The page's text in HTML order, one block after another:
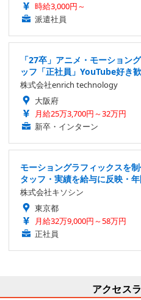
時給3,000円～
派遣社員
「27卒」アニメ・モーション
ッフ「正社員」YouTube好き
株式会社enrich technology
大阪府
月給25万3,700円～32万円
新卒・インターン
モーショングラフィックスを
タッフ・実績を給与に反映・
株式会社キソシン
東京都
月給32万9,000円～58万円
正社員
アクセス